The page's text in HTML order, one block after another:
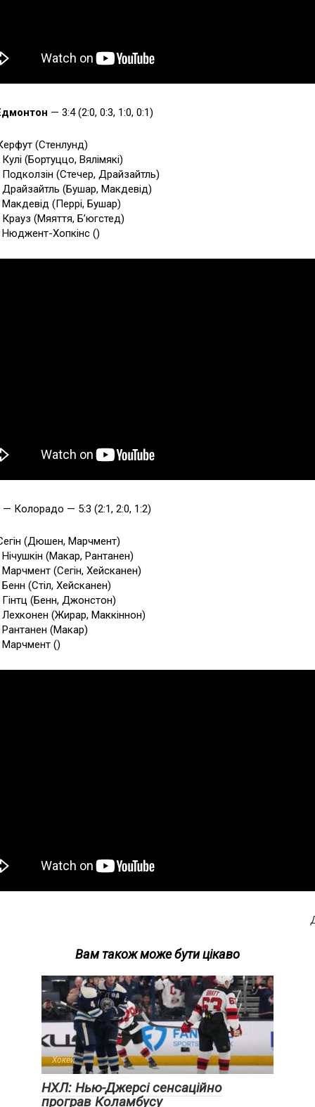
— 3:4 (2:0, 0:3, 1:0, 0:1)
(Стенлунд)
(Бортуццо, Вялімякі)
(Стечер, Драйзайтль)
(Бушар, Макдевід)
(Перрі, Бушар)
(Мяяття, Б’югстед)
Хопкінс ()
— Колорадо — 5:3 (2:1, 2:0, 1:2)
(Дюшен, Марчмент)
(Макар, Рантанен)
(Сегін, Хейсканен)
(Стіл, Хейсканен)
(Бенн, Джонстон)
(Жирар, Маккіннон)
(Макар)
()
Вам також може бути цікаво
Хокей
НХЛ: Нью-Джерсі сенсаційно
програв Коламбусу